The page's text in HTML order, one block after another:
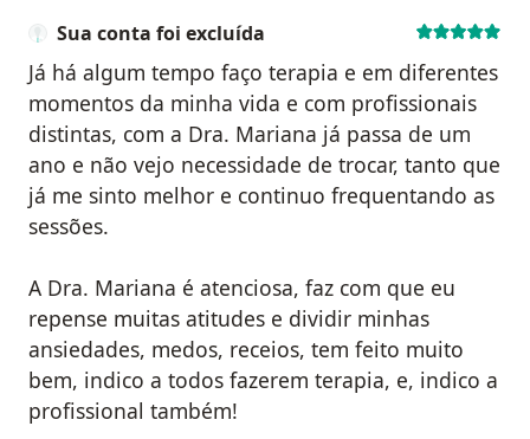
Sua conta foi excluída
Já há algum tempo faço terapia e em diferentes
momentos da minha vida e com profissionais
distintas, com a Dra. Mariana já passa de um
ano e não vejo necessidade de trocar, tanto que
já me sinto melhor e continuo frequentando as
sessões.
A Dra. Mariana é atenciosa, faz com que eu
repense muitas atitudes e dividir minhas
ansiedades, medos, receios, tem feito muito
bem, indico a todos fazerem terapia, e, indico a
profissional também!